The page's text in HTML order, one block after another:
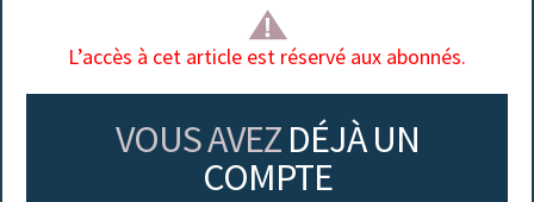
L’accès à cet article est réservé aux abonnés.
VOUS AVEZ DÉJÀ UN
COMPTE